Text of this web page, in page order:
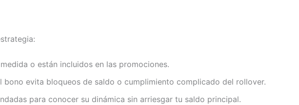
o están incluidos en las promociones.
evita bloqueos de saldo o cumplimiento complicado del rollover.
para conocer su dinámica sin arriesgar tu saldo principal.